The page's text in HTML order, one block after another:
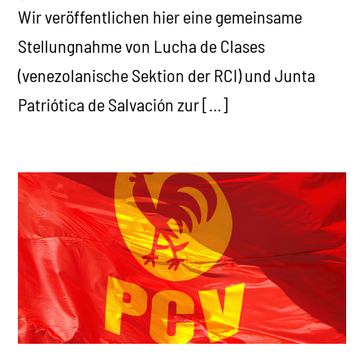
Wir veröffentlichen hier eine gemeinsame
Stellungnahme von Lucha de Clases
(venezolanische Sektion der RCI) und Junta
Patriótica de Salvación zur […]